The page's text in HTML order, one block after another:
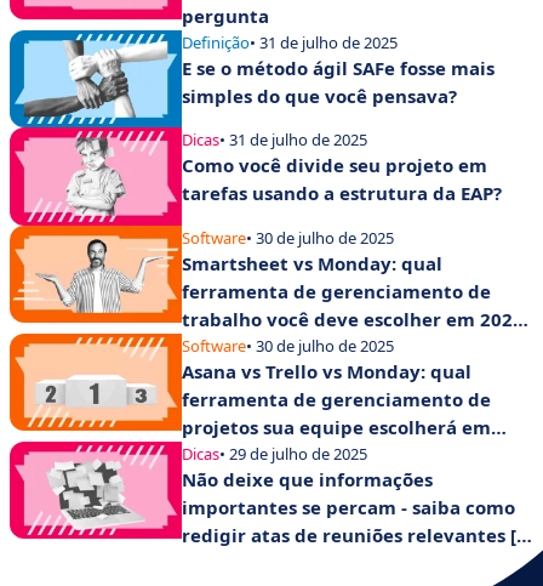
pergunta
Definição• 31 de julho de 2025
E se o método ágil SAFe fosse mais
simples do que você pensava?
Dicas• 31 de julho de 2025
Como você divide seu projeto em
tarefas usando a estrutura da EAP?
Software• 30 de julho de 2025
Smartsheet vs Monday: qual
ferramenta de gerenciamento de
trabalho você deve escolher em 2025
para aumentar a produtividade de
suas equipes?
Software• 30 de julho de 2025
Asana vs Trello vs Monday: qual
ferramenta de gerenciamento de
projetos sua equipe escolherá em
2025?
Dicas• 29 de julho de 2025
Não deixe que informações
importantes se percam - saiba como
redigir atas de reuniões relevantes [+